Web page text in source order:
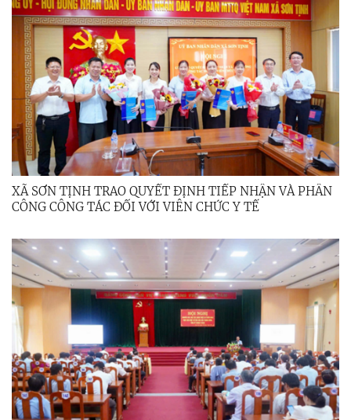
XÃ SƠN TỊNH TRAO QUYẾT ĐỊNH TIẾP NHẬN VÀ PHÂN
CÔNG CÔNG TÁC ĐỐI VỚI VIÊN CHỨC Y TẾ